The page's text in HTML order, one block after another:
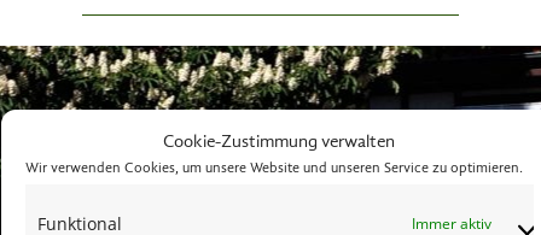
Cookie-Zustimmung verwalten
Wir verwenden Cookies, um unsere Website und unseren Service zu optimieren.
Funktional Immer aktiv